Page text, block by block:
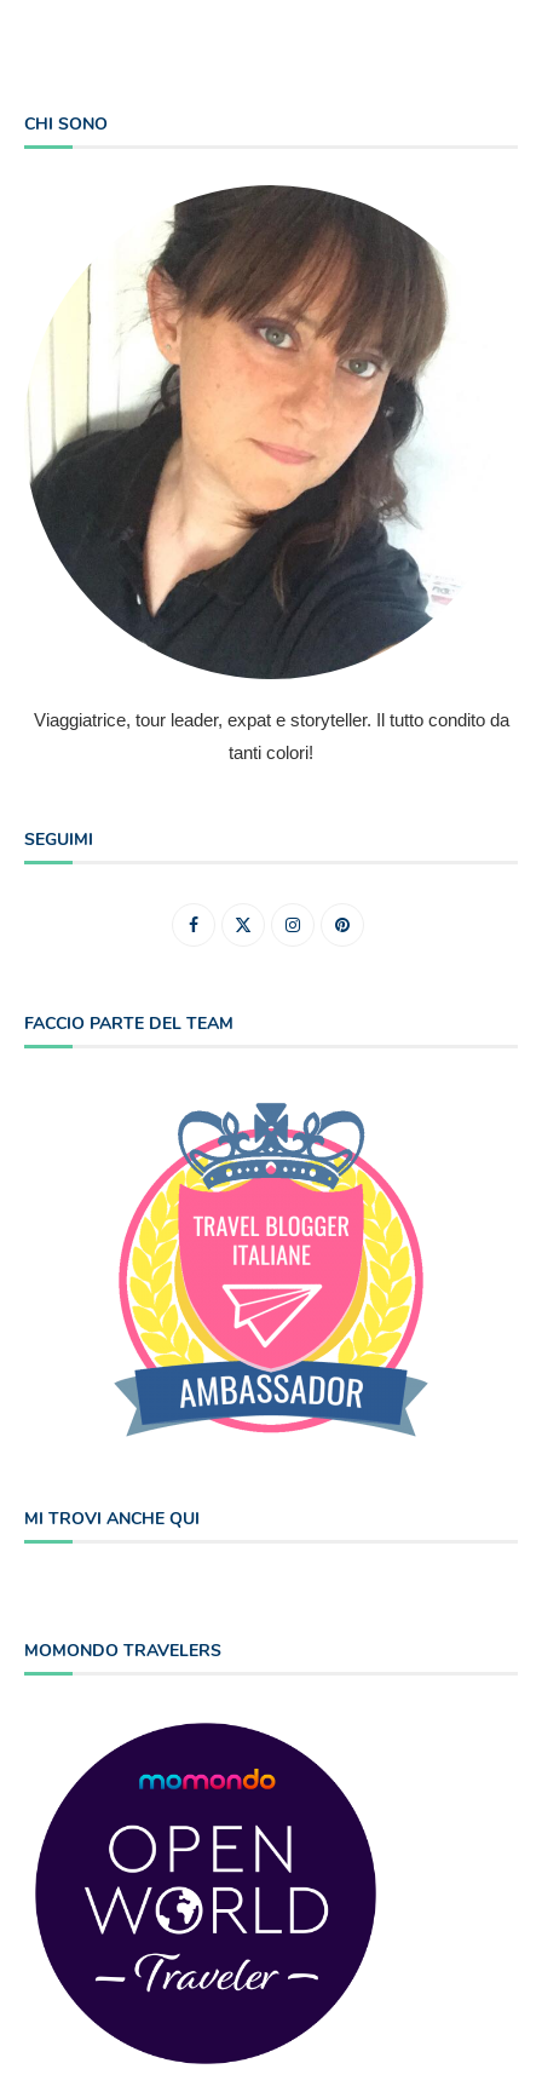
CHI SONO
Viaggiatrice, tour leader, expat e storyteller. Il tutto condito da
tanti colori!
SEGUIMI
FACCIO PARTE DEL TEAM
MI TROVI ANCHE QUI
MOMONDO TRAVELERS